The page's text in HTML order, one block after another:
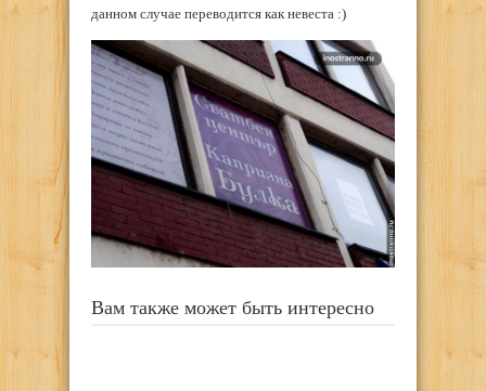
данном случае переводится как невеста :)
Вам также может быть интересно